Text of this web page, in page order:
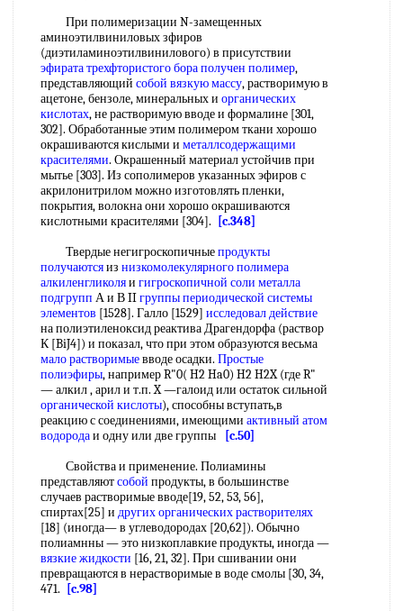
При полимеризации N-замещенных
аминоэтилвиниловых зфиров
(диэтиламиноэтилвинилового) в присутствии
эфирата трехфтористого бораполучен полимер,
представляющий собой вязкую массу, растворимую в
ацетоне, бензоле, минеральных и органических
кислотах, не растворимую вводе и формалине [301,
302]. Обработанные этим полимером ткани хорошо
окрашиваются кислыми и металлсодержащими
красителями. Окрашенный материал устойчив при
мытье [303]. Из сополимеров указанных эфиров с
акрилонитрилом можно изготовлять пленки,
покрытия, волокна они хорошо окрашиваются
кислотными красителями [304].
[c.348]
Твердые негигроскопичныепродукты
получаютсяиз низкомолекулярного полимера
алкиленгликоляи гигроскопичной соли металла
подгрупп А и В IIгруппы периодической системы
элементов [1528]. Галло [1529] исследовал действие
на полиэтиленоксид реактива Драгендорфа (раствор
К [BiJ4]) и показал, что при этом образуются весьма
мало растворимыевводе осадки. Простые
полиэфиры, например R"0( H2 Ha0) H2 H2X (где R"
— алкил , арил и т.п. X —галоид или остаток сильной
органической кислоты), способны вступать,в
реакцию с соединениями, имеющими активный атом
водородаи одну или две группы
[c.50]
Свойства и применение. Полиамины
представляютсобой продукты, в большинстве
случаев растворимые вводе[19, 52, 53, 56],
спиртах[25] и других органических растворителях
[18] (иногда— в углеводородах [20,62]). Обычно
полиамнны — это низкоплавкие продукты, иногда —
вязкие жидкости [16, 21, 32]. При сшивании они
превращаются в нерастворимые в воде смолы [30, 34,
471.
[c.98]